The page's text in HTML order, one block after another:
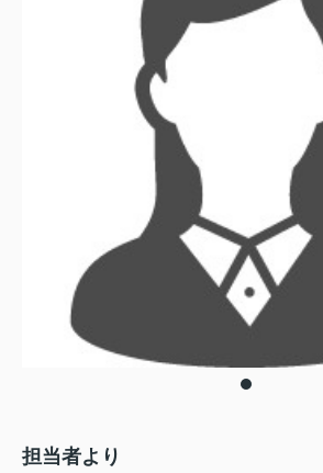
担当者より